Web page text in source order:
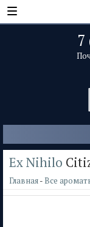
Ex Nihilo
Главная- Все